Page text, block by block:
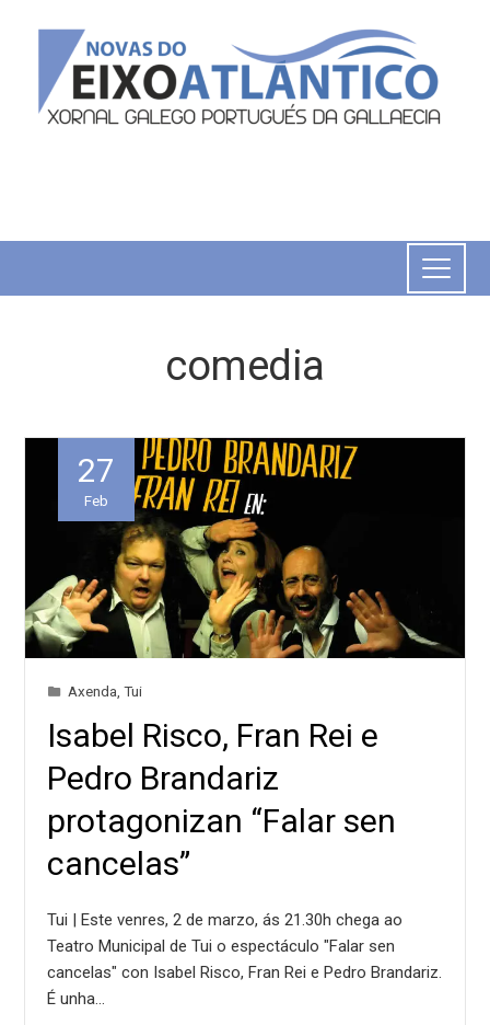
comedia
27
Feb
Axenda ,Tui
Isabel Risco, Fran Rei e
Pedro Brandariz
protagonizan “Falar sen
cancelas”
Tui | Este venres, 2 de marzo, ás 21.30h chega ao
Teatro Municipal de Tui o espectáculo "Falar sen
cancelas" con Isabel Risco, Fran Rei e Pedro Brandariz.
É unha…